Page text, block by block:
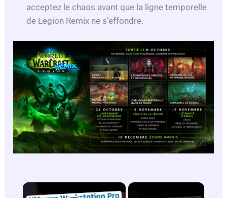
acceptez le chaos avant que la ligne temporelle
de Legion Remix ne s’effondre.
×